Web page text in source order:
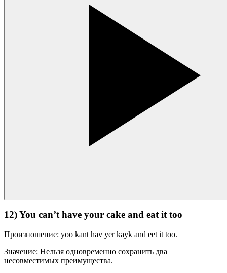
12) You can’t have your cake and eat it too
Произношение: yoo kant hav yer kayk and eet it too.
Значение: Нельзя одновременно сохранить два
несовместимых преимущества.